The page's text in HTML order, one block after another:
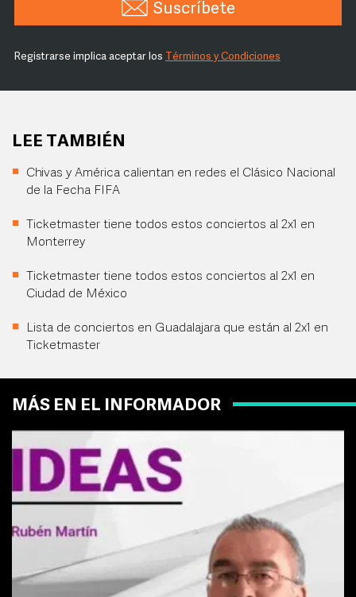
Suscríbete
Registrarse implica aceptar los Términos y Condiciones
LEE TAMBIÉN
Chivas y América calientan en redes el Clásico Nacional
de la Fecha FIFA
Ticketmaster tiene todos estos conciertos al 2x1 en
Monterrey
Ticketmaster tiene todos estos conciertos al 2x1 en
Ciudad de México
Lista de conciertos en Guadalajara que están al 2x1 en
Ticketmaster
MÁS EN EL INFORMADOR